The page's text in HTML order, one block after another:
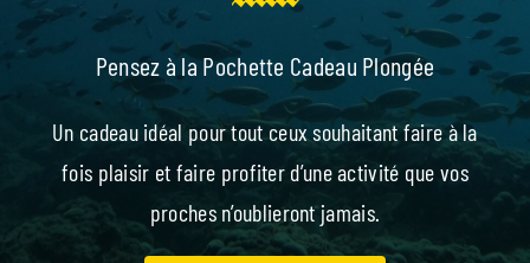
Pensez à la Pochette Cadeau Plongée
Un cadeau idéal pour tout ceux souhaitant faire à la
fois plaisir et faire profiter d’une activité que vos
proches n’oublieront jamais.